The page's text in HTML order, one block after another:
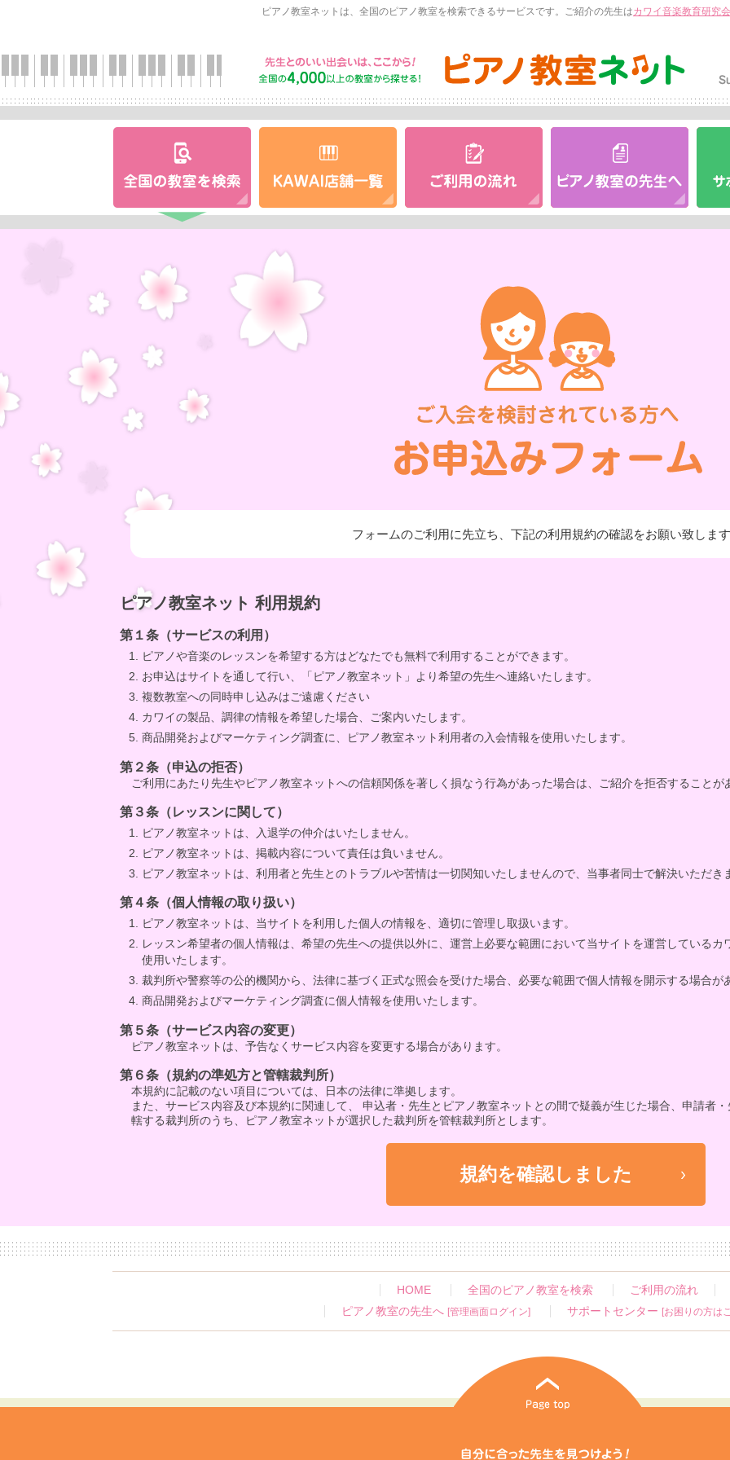
ピアノ教室ネットは、全国のピアノ教室を検索できるサービスです。ご紹介の先生はカワイ音楽教育研究会
フォームのご利用に先立ち、下記の利用規約の確認をお願い致しま
ピアノ教室ネット 利用規約
第１条（サービスの利用）
ピアノや音楽のレッスンを希望する方はどなたでも無料で利用することができます。
お申込はサイトを通して行い、「ピアノ教室ネット」より希望の先生へ連絡いたします。
複数教室への同時申し込みはご遠慮ください
カワイの製品、調律の情報を希望した場合、ご案内いたします。
商品開発およびマーケティング調査に、ピアノ教室ネット利用者の入会情報を使用いたします。
第２条（申込の拒否）
ご利用にあたり先生やピアノ教室ネットへの信頼関係を著しく損なう行為があった場合は、ご紹介を拒否することが
第３条（レッスンに関して）
ピアノ教室ネットは、入退学の仲介はいたしません。
ピアノ教室ネットは、掲載内容について責任は負いません。
ピアノ教室ネットは、利用者と先生とのトラブルや苦情は一切関知いたしませんので、当事者同士で解決いただき
第４条（個人情報の取り扱い）
ピアノ教室ネットは、当サイトを利用した個人の情報を、適切に管理し取扱います。
レッスン希望者の個人情報は、希望の先生への提供以外に、運営上必要な範囲において当サイトを運営している
使用いたします。
裁判所や警察等の公的機関から、法律に基づく正式な照会を受けた場合、必要な範囲で個人情報を開示する場合が
商品開発およびマーケティング調査に個人情報を使用いたします。
第５条（サービス内容の変更）
ピアノ教室ネットは、予告なくサービス内容を変更する場合があります。
第６条（規約の準処方と管轄裁判所）
本規約に記載のない項目については、日本の法律に準拠します。
また、サービス内容及び本規約に関連して、 申込者・先生とピアノ教室ネットとの間で疑義が生じた場合、申請者
轄する裁判所のうち、ピアノ教室ネットが選択した裁判所を管轄裁判所とします。
HOME 全国のピアノ教室を検索
ご利用の流れ
ピアノ教室の先生へ [管理画面ログイン] サポートセンター [お困りの方は